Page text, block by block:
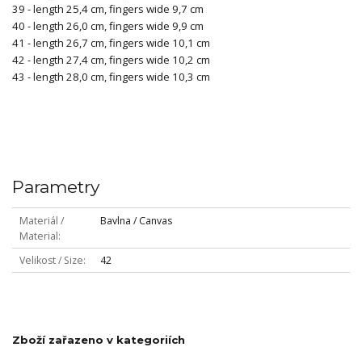
39 - length 25,4 cm, fingers wide 9,7 cm
40 - length 26,0 cm, fingers wide 9,9 cm
41 - length 26,7 cm, fingers wide 10,1 cm
42 - length 27,4 cm, fingers wide 10,2 cm
43 - length 28,0 cm, fingers wide 10,3 cm
Parametry
Materiál /
Material
Bavlna / Canvas
Velikost / Size 42
Zboží zařazeno v kategoriích